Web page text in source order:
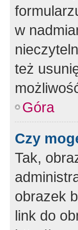
w
też
Góra
Czy
Tak,
obrazek
link do